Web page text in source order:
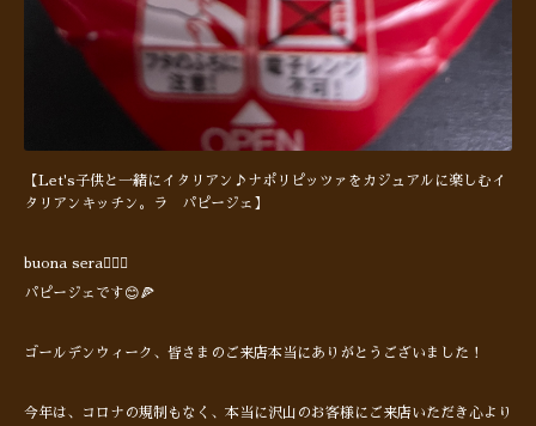
【Let's子供と一緒にイタリアン♪ナポリピッツァをカジュアルに楽しむイ
タリアンキッチン。ラ パピージェ】
buona sera🙋🏻‍♂️
パピージェです😊🍕
ゴールデンウィーク、皆さまのご来店本当にありがとうございました！
今年は、コロナの規制もなく、本当に沢山のお客様にご来店いただき心より